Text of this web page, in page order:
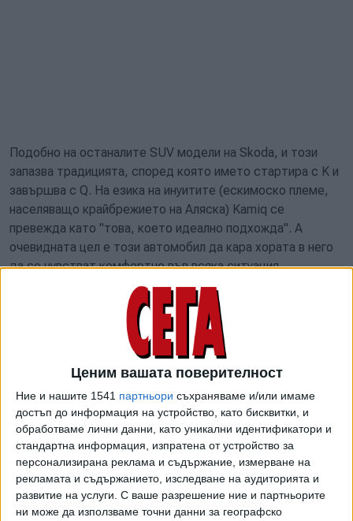
Ценим вашата поверителност
Ние и нашите 1541 партньори съхраняваме и/или имаме
достъп до информация на устройство, като бисквитки, и
обработваме лични данни, като уникални идентификатори и
стандартна информация, изпратена от устройство за
персонализирана реклама и съдържание, измерване на
рекламата и съдържанието, изследване на аудиторията и
развитие на услуги. С ваше разрешение ние и партньорите
ни може да използваме точни данни за географско
Подобно на останалите SUV модели на Skoda, и този
запазва традицията, според която името стартира с K и
завършва с Q. На езика на инуитите (ескимоско племе,
населяващо крайбрежието на Аляска) Kamiq се
превежда като "това, което идеално подхожда". А
очевидната цел е този автомобил да кара хората в него
да се чувстват комфортно във всяка ситуация.
Като габарити Kamiq леко отстъпва на хечбека Skoda
Scala, на чиято база е конструиран. Дължината му е 4341
мм, широчината - 1793 мм, а височината - 1531 мм.
Разстоянието между двете оси пък възлиза на 2651 мм.
Обемът на багажника също е по-малък от този на Scala -
400 литра (467 при хечбека), като при свалени седалки
той се увеличава до 1395.
Чехите отново залагат на системата Simply Clever, която
включва голям брой хитроумни решения за съхранения на
допълнителни вещи в салона.
Силовите агрегати при Scala и Kamiq обаче са напълно